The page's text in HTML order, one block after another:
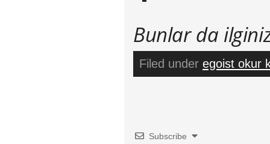
Bunlar da
Filed under egoist okur
Subscribe